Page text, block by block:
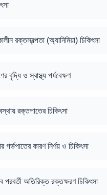
রক্তস্বল্পতা (অ্যানিমিয়া) চিকিৎসা
বৃদ্ধি ও স্বাস্থ্য পর্যবেক্ষণ
রক্তপাতের চিকিৎসা
গর্ভপাতের কারণ নির্ণয় ও চিকিৎসা
পরবর্তী অতিরিক্ত রক্তক্ষরণ চিকিৎসা